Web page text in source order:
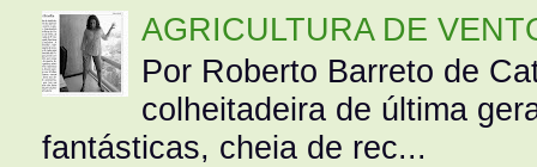
AGRICULTURA DE
Por Roberto Barreto de
colheitadeira de última
fantásticas, cheia de rec...